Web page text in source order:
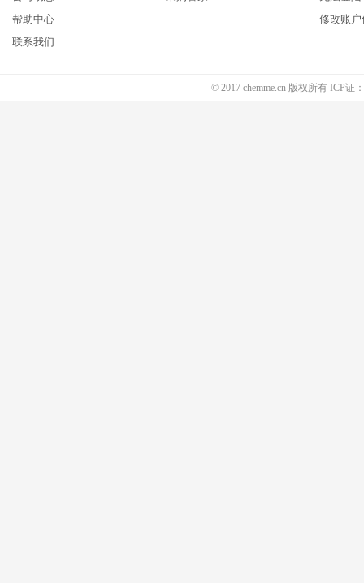
帮助中心
联系我们
修改账户
© 2017 chemme.cn 版权所有 ICP证：